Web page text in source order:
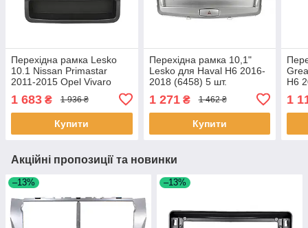
Перехідна рамка Lesko
10.1 Nissan Primastar
2011-2015 Opel Vivaro
2011-2014 Renault Trafic II
2011-2014 7 шт.
1 683 ₴ 1 936 ₴
Купити
Перехідна рамка 10,1"
Lesko для Haval H6 2016-
2018 (6458) 5 шт.
1 271₴ 1 462 ₴
Купити
H6
1
Акційні пропозиції та новинки
–13% –13%